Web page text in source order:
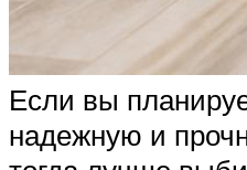
Если вы
надежную и